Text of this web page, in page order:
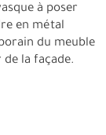
à poser
en métal
du meuble
la façade.